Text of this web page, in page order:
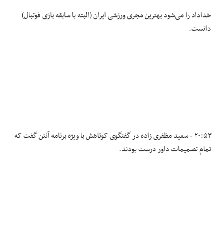
خداداد را می‌شود بهترین مجری ورزشی ایران (البته با سابقه بازی فوتبال)
دانست.
۲۰:۵۳ - سعید مظفری زاده در گفتگوی کوتاهش با ویژه برنامه آنتن گفت که
تمام تصمیمات داور درست بودند.